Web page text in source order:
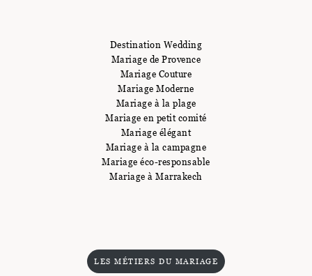
Destination Wedding
Mariage de Provence
Mariage Couture
Mariage Moderne
Mariage à la plage
Mariage en petit comité
Mariage élégant
Mariage à la campagne
Mariage éco-responsable
Mariage à Marrakech
LES MÉTIERS DU MARIAGE